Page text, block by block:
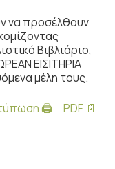
να προσέλθουν
Βιβλιάριο,
ΕΙΣΙΤΗΡΙΑ
μέλη τους.
🖨
PDF 📄